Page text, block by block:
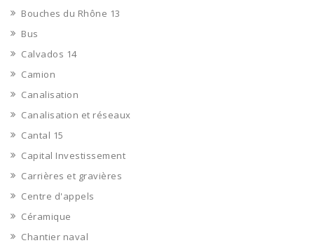
Bouches du Rhône 13
Bus
Calvados 14
Camion
Canalisation
Canalisation et réseaux
Cantal 15
Capital Investissement
Carrières et gravières
Centre d'appels
Céramique
Chantier naval